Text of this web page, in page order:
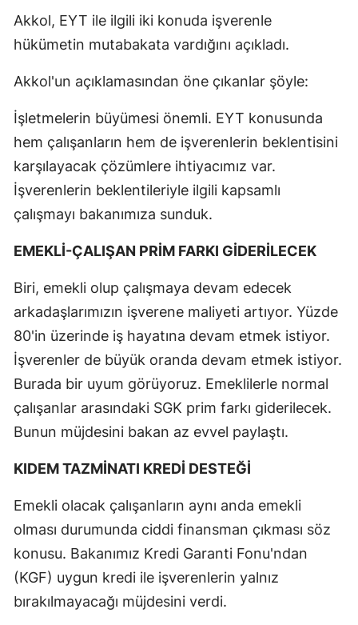
Isparta
Mersin
Kars
Kastamonu
Kayseri
Kırklareli
Kırşehir
Kocaeli
Kütahya
Malatya
Manisa
Akkol, EYT ile ilgili iki konuda işverenle
hükümetin mutabakata vardığını açıkladı.
Akkol'un açıklamasından öne çıkanlar şöyle:
İşletmelerin büyümesi önemli. EYT konusunda
hem çalışanların hem de işverenlerin beklentisini
karşılayacak çözümlere ihtiyacımız var.
İşverenlerin beklentileriyle ilgili kapsamlı
çalışmayı bakanımıza sunduk.
EMEKLİ-ÇALIŞAN PRİM FARKI GİDERİLECEK
Biri, emekli olup çalışmaya devam edecek
arkadaşlarımızın işverene maliyeti artıyor. Yüzde
80'in üzerinde iş hayatına devam etmek istiyor.
İşverenler de büyük oranda devam etmek istiyor.
Burada bir uyum görüyoruz. Emeklilerle normal
çalışanlar arasındaki SGK prim farkı giderilecek.
Bunun müjdesini bakan az evvel paylaştı.
KIDEM TAZMİNATI KREDİ DESTEĞİ
Emekli olacak çalışanların aynı anda emekli
olması durumunda ciddi finansman çıkması söz
konusu. Bakanımız Kredi Garanti Fonu'ndan
(KGF) uygun kredi ile işverenlerin yalnız
bırakılmayacağı müjdesini verdi.